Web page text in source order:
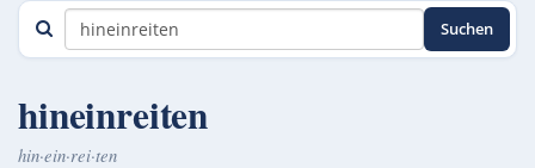
Suchen
hineinreiten
hin·ein·rei·ten